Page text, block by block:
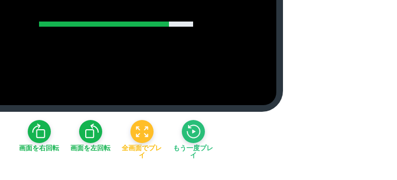
画面を右回転 画面を左回転
全画面でプレ
イ
もう一度プレ
イ